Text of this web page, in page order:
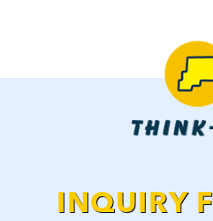
INQUIRY